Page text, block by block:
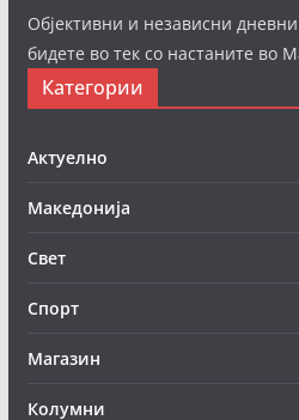
Објективни и независни
бидете во тек со настаните во
Категории
Актуелно
Македонија
Свет
Спорт
Магазин
Колумни